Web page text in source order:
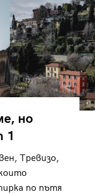
но
1
Тревизо,
по пътя